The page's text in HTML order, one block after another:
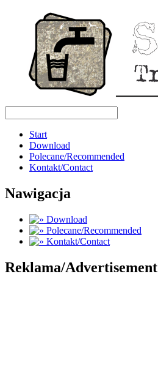
Start
Download
Polecane/Recommended
Kontakt/Contact
Nawigacja
Download
Polecane/Recommended
Kontakt/Contact
Reklama/Advertisement